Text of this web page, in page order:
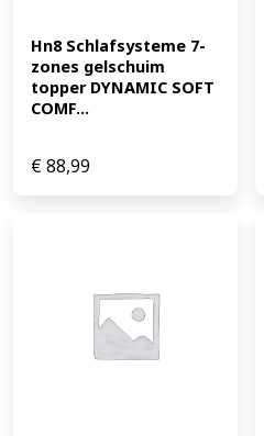
Hn8 Schlafsysteme 7-
zones gelschuim
topper DYNAMIC SOFT
COMF...
€88,99